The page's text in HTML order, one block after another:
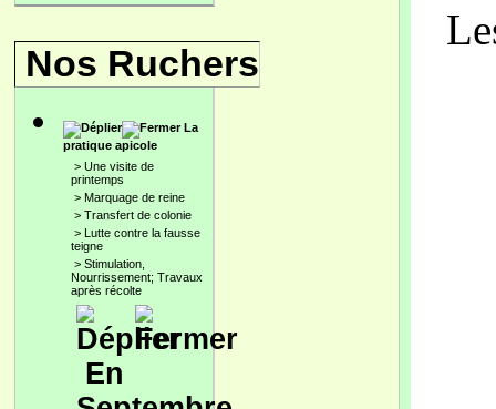
Nos Ruchers
La
pratique apicole
> Une visite de
printemps
> Marquage de reine
> Transfert de colonie
> Lutte contre la fausse
teigne
> Stimulation,
Nourrissement; Travaux
après récolte
En